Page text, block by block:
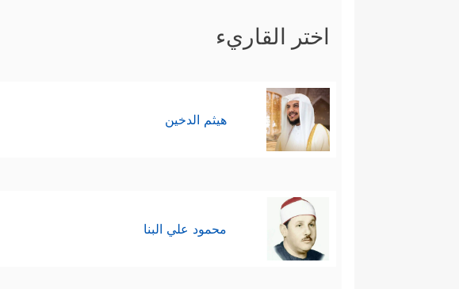
اختر القاريء
هيثم الدخين
محمود علي البنا